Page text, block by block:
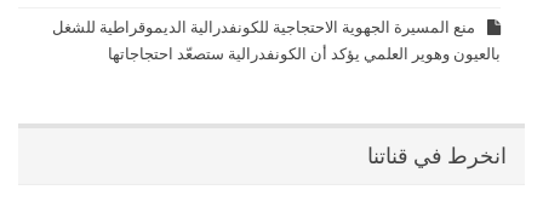
منع المسيرة الجهوية الاحتجاجية للكونفدرالية الديموقراطية للشغل
بالعيون وهوير العلمي يؤكد أن الكونفدرالية ستصعّد احتجاجاتها
انخرط في قناتنا